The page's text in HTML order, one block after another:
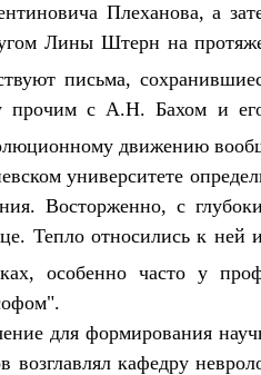
Плеханова, а
Лины Штерн на
письма,
прочим с А.Н. Бахом и
движению
университете
Восторженно, с
Тепло относились к
особенно часто у
для формирования
кафедру